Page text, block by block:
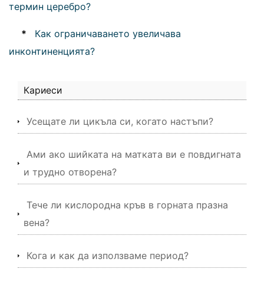
термин церебро?
*
Как ограничаването увеличава
инконтиненцията?
Кариеси
Усещате ли цикъла си, когато настъпи?
Ами ако шийката на матката ви е повдигната
и трудно отворена?
Тече ли кислородна кръв в горната празна
вена?
Кога и как да използваме период?